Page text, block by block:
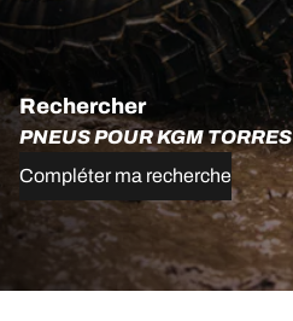
Rechercher
PNEUS POUR KGM TORRES
Compléter ma recherche